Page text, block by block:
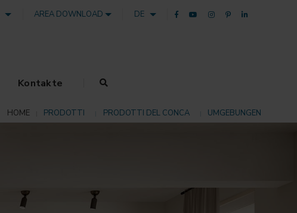
AREA DOWNLOAD DE
Kontakte
HOME PRODOTTI PRODOTTI DEL CONCA UMGEBUNGEN